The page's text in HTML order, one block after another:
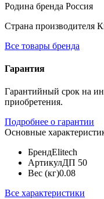
Родина бренда Россия
Страна производителя
Все товары бренда
Гарантия
Гарантийный срок на
приобретения.
Подробнее о гарантии
Основные
БрендElitech
АртикулДП 50
Вес (кг)0.08
Все характеристики